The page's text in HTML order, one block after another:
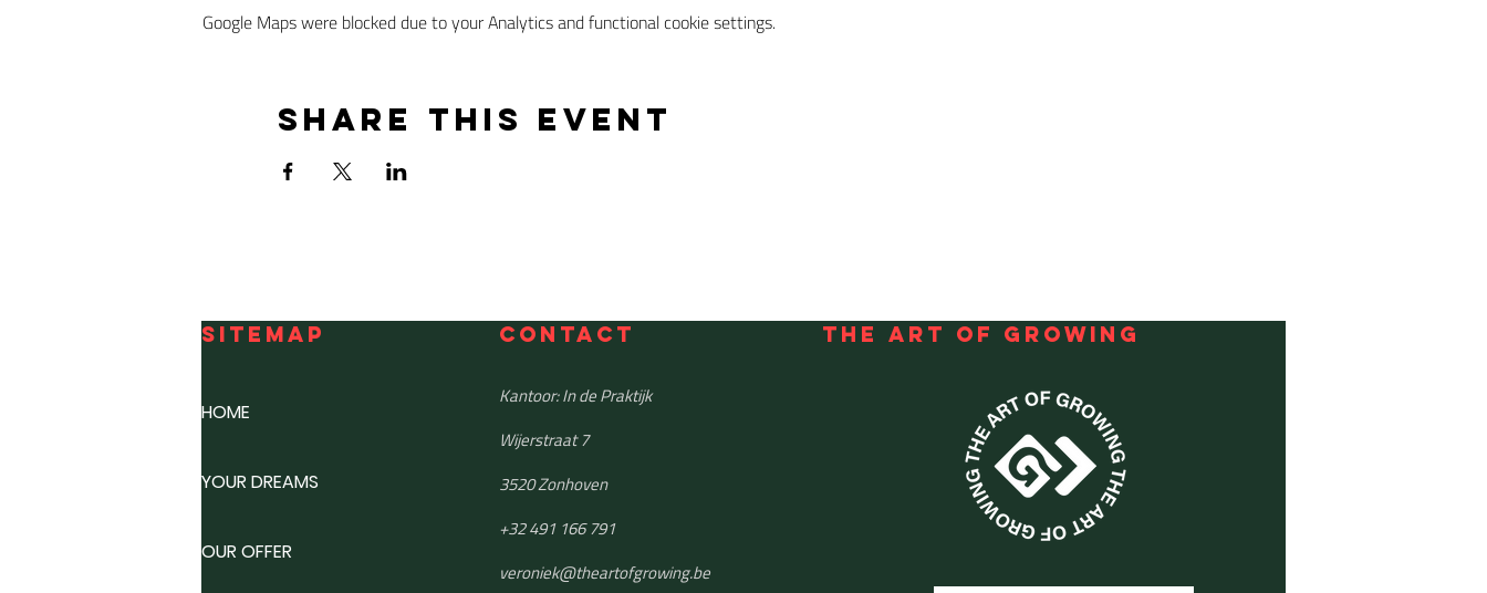
Google Maps were blocked due to your Analytics and functional cookie settings.
Share this event
SITEMAP
HOME
YOUR DREAMS
OUR OFFER
Contact
Kantoor: In de Praktijk
Wijerstraat 7
3520 Zonhoven
+32 491 166 791
veroniek@theartofgrowing.be
THE ART OF GROWING